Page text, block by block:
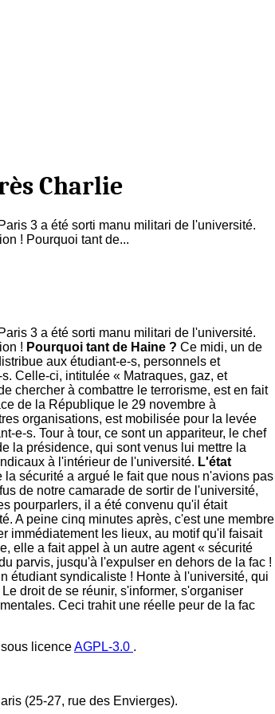
Charlie
3 a été sorti manu militari de l'université.
! Pourquoi tant de...
3 a été sorti manu militari de l'université.
! Pourquoi tant de Haine ? Ce midi, un de
aux étudiant-e-s, personnels et
Celle-ci, intitulée « Matraques, gaz, et
chercher à combattre le terrorisme, est en fait
de la République le 29 novembre à
organisations, est mobilisée pour la levée
e-s. Tour à tour, ce sont un appariteur, le chef
la présidence, qui sont venus lui mettre la
à l'intérieur de l'université. L'état
la sécurité a argué le fait que nous n'avions pas
de notre camarade de sortir de l'université,
pourparlers, il a été convenu qu'il était
A peine cinq minutes après, c'est une membre
immédiatement les lieux, au motif qu'il faisait
elle a fait appel à un autre agent « sécurité
parvis, jusqu'à l'expulser en dehors de la fac !
étudiant syndicaliste ! Honte à l'université, qui
droit de se réunir, s'informer, s'organiser
Ceci trahit une réelle peur de la fac
licenceAGPL-3.0 .
(25-27, rue des Envierges).